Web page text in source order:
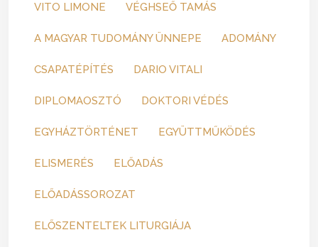
VITO LIMONE VÉGHSEŐ TAMÁS
A MAGYAR TUDOMÁNY ÜNNEPE ADOMÁNY
CSAPATÉPÍTÉS DARIO VITALI
DIPLOMAOSZTÓ DOKTORI VÉDÉS
EGYHÁZTÖRTÉNET EGYÜTTMŰKÖDÉS
ELISMERÉS ELŐADÁS
ELŐADÁSSOROZAT
ELŐSZENTELTEK LITURGIÁJA